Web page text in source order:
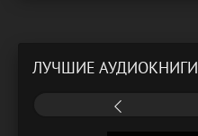
ЛУЧШИЕ АУДИОКНИГИ